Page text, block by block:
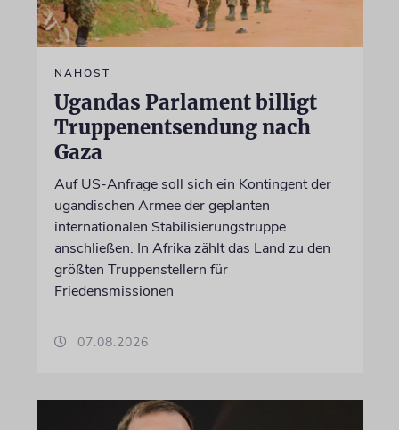
NAHOST
Ugandas Parlament billigt
Truppenentsendung nach
Gaza
Auf US-Anfrage soll sich ein Kontingent der
ugandischen Armee der geplanten
internationalen Stabilisierungstruppe
anschließen. In Afrika zählt das Land zu den
größten Truppenstellern für
Friedensmissionen
07.08.2026